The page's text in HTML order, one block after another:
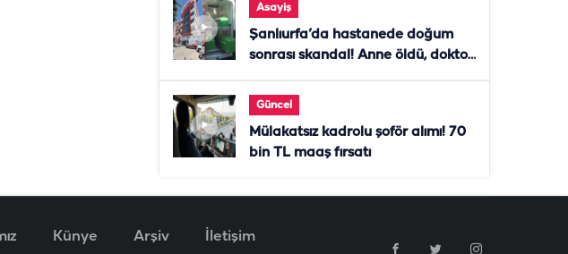
Asayiş
Şanlıurfa’da hastanede doğum
sonrası skandal! Anne öldü, doktor
Güncel
Mülakatsız kadrolu şoför alımı! 70
bin TL maaş fırsatı
Künye Arşiv
İletişim